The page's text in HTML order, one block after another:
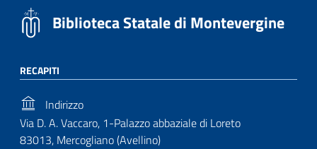
Biblioteca Statale di Montevergine
RECAPITI
Indirizzo
Via D. A. Vaccaro, 1-Palazzo abbaziale di Loreto
83013, Mercogliano (Avellino)